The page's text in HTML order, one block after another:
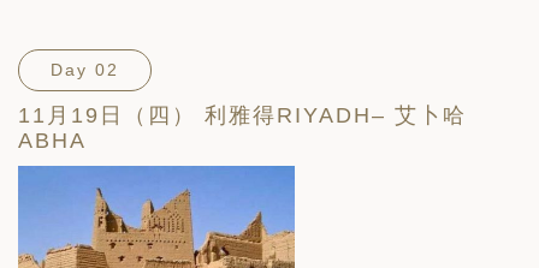
Day 02
11月19日（四） 利雅得RIYADH– 艾卜哈
ABHA